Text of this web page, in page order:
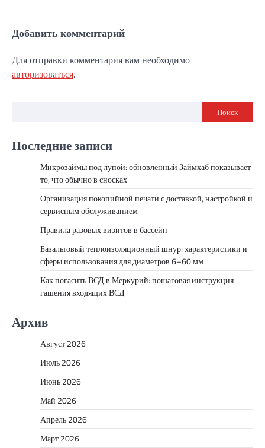
Добавить комментарий
Для отправки комментария вам необходимо
авторизоваться.
Поиск
Последние записи
Микрозаймы под лупой: обновлённый Займхаб показывает
то, что обычно в сносках
Организация покопийной печати с доставкой, настройкой и
сервисным обслуживанием
Правила разовых визитов в бассейн
Базальтовый теплоизоляционный шнур: характеристики и
сферы использования для диаметров 6–60 мм
Как погасить ВСД в Меркурий: пошаговая инструкция
гашения входящих ВСД
Архив
Август 2026
Июль 2026
Июнь 2026
Май 2026
Апрель 2026
Март 2026